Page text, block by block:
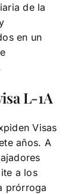
de la
en un
L-1A
Visas
años. A
a los
prórroga